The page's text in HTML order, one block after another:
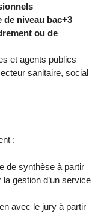
de niveau bac+3
ou de
et agents publics
sanitaire, social
:
de synthèse à partir
gestion d’un service
avec le jury à partir